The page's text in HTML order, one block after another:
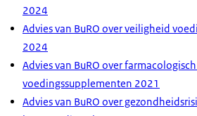
2024
Advies van BuRO over veiligheid
2024
Advies van BuRO over
voedingssupplementen 2021
Advies van BuRO over